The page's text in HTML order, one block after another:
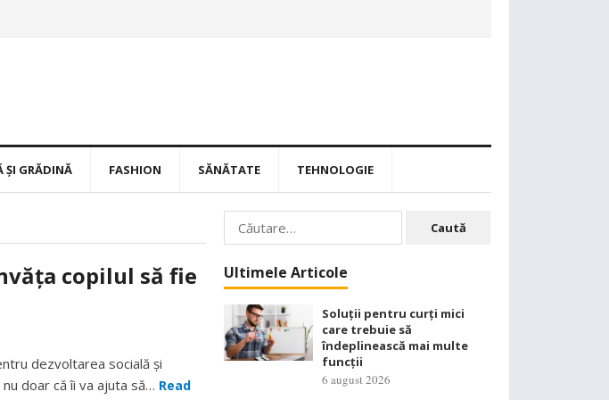
ȘI GRĂDINĂ FASHION SĂNĂTATE TEHNOLOGIE
copilul să fie
dezvoltarea socială și
doar că îi va ajuta să… Read
Caută
după:
Ultimele Articole
Soluții pentru curți mici
care trebuie să
îndeplinească mai multe
funcții
6 august 2026